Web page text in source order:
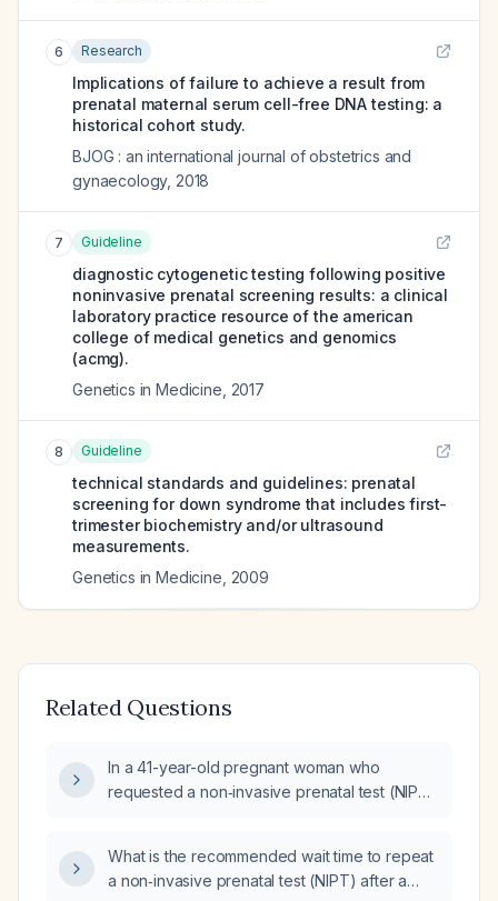
6 Research
Implications of failure to achieve a result from
prenatal maternal serum cell-free DNA testing: a
historical cohort study.
BJOG : an international journal of obstetrics and
gynaecology, 2018
7 Guideline
diagnostic cytogenetic testing following positive
noninvasive prenatal screening results: a clinical
laboratory practice resource of the american
college of medical genetics and genomics
(acmg).
Genetics in Medicine 2017
8 Guideline
technical standards and guidelines: prenatal
screening for down syndrome that includes first-
trimester biochemistry and/or ultrasound
measurements.
Genetics in Medicine 2009
Related Questions
In a 41-year-old pregnant woman who
requested a non‑invasive prenatal test (NIPT)
met; what are the recommended next steps?
What is the recommended wait time to repeat
a non‑invasive prenatal test (NIPT) after a